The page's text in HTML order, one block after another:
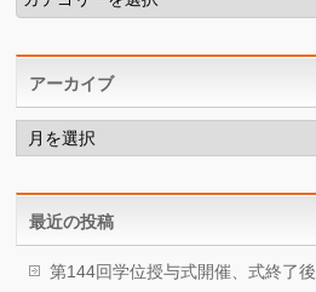
ゴ
アーカイブ
ア
ー
カ
最近の投稿
第144回学位授与式開催、式終了